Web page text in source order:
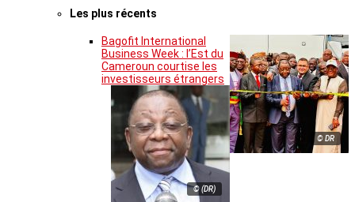
Les plus récents
© DR
Bagofit International
Business Week : l’Est du
Cameroun courtise les
investisseurs étrangers
© (DR)